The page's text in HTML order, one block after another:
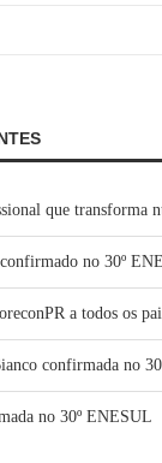
que transforma
no 30º
a todos os
confirmada no
no 30º ENESUL